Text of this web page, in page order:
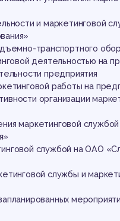
и маркетинговой
транспортного
деятельностью на
предприятия
работы на
организации
маркетинговой
службой на ОАО
службы и